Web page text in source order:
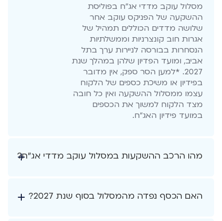
מסלול עוקב מדדי אג"ח בפוליסת
ההשקעה של הפניקס עוקב אחר
שלושה מדדים הכוללים תמהיל של
אגרות חוב קונצרניות וממשלתיות
הנסחרות בבורסה לניירות ערך בתל
אביב, ומועד הפדיון שלהן במהלך שנת
2027. *למען הסר ספק, אין מדובר
בפידיון או משיכת כספים של הלקוח
עצמו ממסלול ההשקעה ואין כל חובה
מצד הלקוח למשוך את הכספים
במועד פידיון האג"ח.
מהו הרכב ההשקעות במסלול עוקב מדדי אג"ח?
האם הכסף נפדה מהמסלול בסוף שנת 2027?